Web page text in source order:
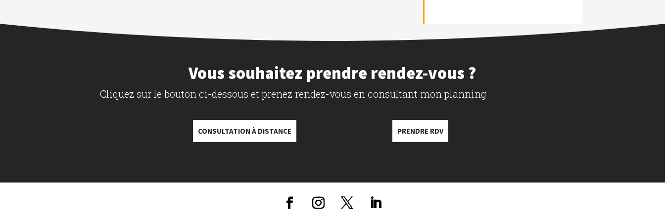
Vous souhaitez prendre rendez-vous ?
Cliquez sur le bouton ci-dessous et prenez rendez-vous en consultant mon planning
CONSULTATION À DISTANCE PRENDRE RDV